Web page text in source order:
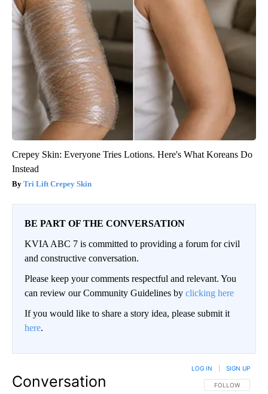
Crepey Skin: Everyone Tries Lotions. Here's What Koreans Do
Instead
Tri Lift Crepey Skin
BE PART OF THE CONVERSATION
KVIA ABC 7 is committed to providing a forum for civil
and constructive conversation.
Please keep your comments respectful and relevant. You
can review our Community Guidelines by clicking here
If you would like to share a story idea, please submit it
here.
Conversation FOLLOW THIS
FOLLOW
LOG IN SIGN UP